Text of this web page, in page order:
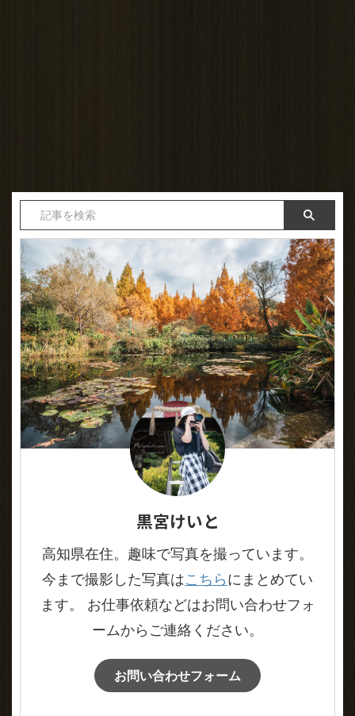
黒宮けいと
高知県在住。趣味で写真を撮っています。
今まで撮影した写真はこちらにまとめてい
ます。 お仕事依頼などはお問い合わせフォ
ームからご連絡ください。
お問い合わせフォーム